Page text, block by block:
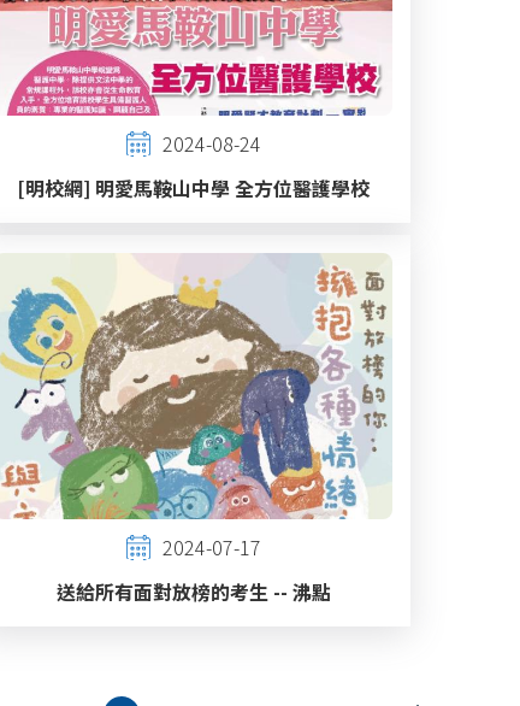
2024-08-24
[明校網] 明愛馬鞍山中學 全方位醫護學校
2024-07-17
送給所有面對放榜的考生 -- 沸點